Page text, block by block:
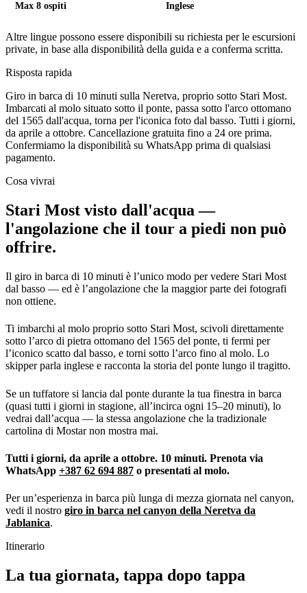
Max 8 ospiti Inglese
Altre lingue possono essere disponibili su richiesta per le escursioni
private, in base alla disponibilità della guida e a conferma scritta.
Risposta rapida
Giro in barca di 10 minuti sulla Neretva, proprio sotto Stari Most.
Imbarcati al molo situato sotto il ponte, passa sotto l'arco ottomano
del 1565 dall'acqua, torna per l'iconica foto dal basso. Tutti i giorni,
da aprile a ottobre. Cancellazione gratuita fino a 24 ore prima.
Confermiamo la disponibilità su WhatsApp prima di qualsiasi
pagamento.
Cosa vivrai
Stari Most visto dall'acqua —
l'angolazione che il tour a piedi non può
offrire.
Il giro in barca di 10 minuti è l’unico modo per vedere Stari Most
dal basso — ed è l’angolazione che la maggior parte dei fotografi
non ottiene.
Ti imbarchi al molo proprio sotto Stari Most, scivoli direttamente
sotto l’arco di pietra ottomano del 1565 del ponte, ti fermi per
l’iconico scatto dal basso, e torni sotto l’arco fino al molo. Lo
skipper parla inglese e racconta la storia del ponte lungo il tragitto.
Se un tuffatore si lancia dal ponte durante la tua finestra in barca
(quasi tutti i giorni in stagione, all’incirca ogni 15–20 minuti), lo
vedrai dall’acqua — la stessa angolazione che la tradizionale
cartolina di Mostar non mostra mai.
Tutti i giorni, da aprile a ottobre. 10 minuti. Prenota via
WhatsApp +387 62 694 887 o presentati al molo.
Per un’esperienza in barca più lunga di mezza giornata nel canyon,
vedi il nostro giro in barca nel canyon della Neretva da
Jablanica.
Itinerario
La tua giornata, tappa dopo tappa